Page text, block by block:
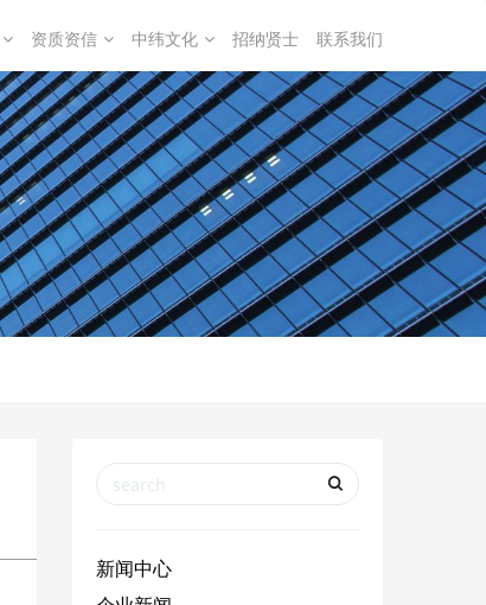
资质资信 中纬文化 招纳贤士 联系我们
新闻中心